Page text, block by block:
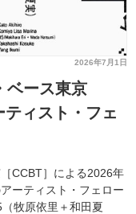
2026年7月1日
ベース東京
ティスト・フェ
CCBT］による2026年
ーティスト・フェロー
牧原依里＋和田夏